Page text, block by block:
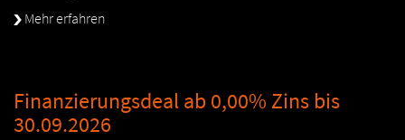
Mehr erfahren
Finanzierungsdeal ab 0,00% Zins bis
30.09.2026